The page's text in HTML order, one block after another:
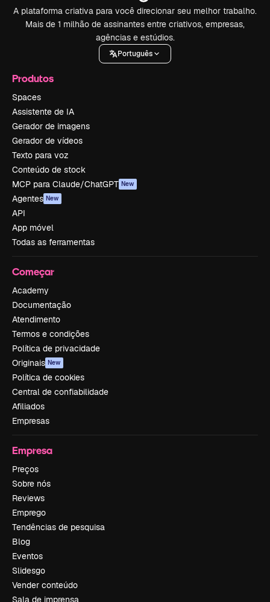
A plataforma criativa para você direcionar seu melhor trabalho.
Mais de 1 milhão de assinantes entre criativos, empresas,
agências e estúdios.
Português
Produtos
Spaces
Assistente de IA
Gerador de imagens
Gerador de vídeos
Texto para voz
Conteúdo de stock
MCP para Claude/ChatGPT New
Agentes New
API
App móvel
Todas as ferramentas
Começar
Academy
Documentação
Atendimento
Termos e condições
Política de privacidade
Originais New
Política de cookies
Central de confiabilidade
Afiliados
Empresas
Empresa
Preços
Sobre nós
Reviews
Emprego
Tendências de pesquisa
Blog
Eventos
Slidesgo
Vender conteúdo
Sala de imprensa